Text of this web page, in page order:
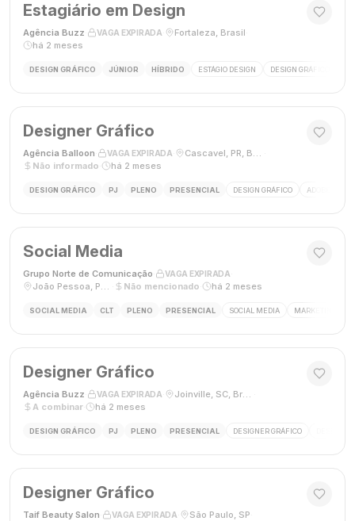
Estagiário em Design
Agência Buzz VAGA EXPIRADA Fortaleza, Brasil
há 2 meses
DESIGN GRÁFICO JÚNIOR HÍBRIDO ESTÁGIO DESIGN DESIGN GRÁFICO
Designer Gráfico
Agência Balloon VAGA EXPIRADA Cascavel, PR, Brasil
Não informado
há 2 meses
DESIGN GRÁFICO PJ PLENO PRESENCIAL DESIGN GRÁFICO ADOBE
Social Media
Grupo Norte de Comunicação VAGA EXPIRADA
João Pessoa, Paraíba, Brasil
Não mencionado há 2 meses
SOCIAL MEDIA CLT PLENO PRESENCIAL SOCIAL MEDIA MARKETING
Designer Gráfico
Agência Buzz VAGA EXPIRADA Joinville, SC, Brasil
A combinar
há 2 meses
DESIGN GRÁFICO PJ PLENO PRESENCIAL DESIGNER GRÁFICO
Designer Gráfico
Taif Beauty Salon VAGA EXPIRADA São Paulo, SP